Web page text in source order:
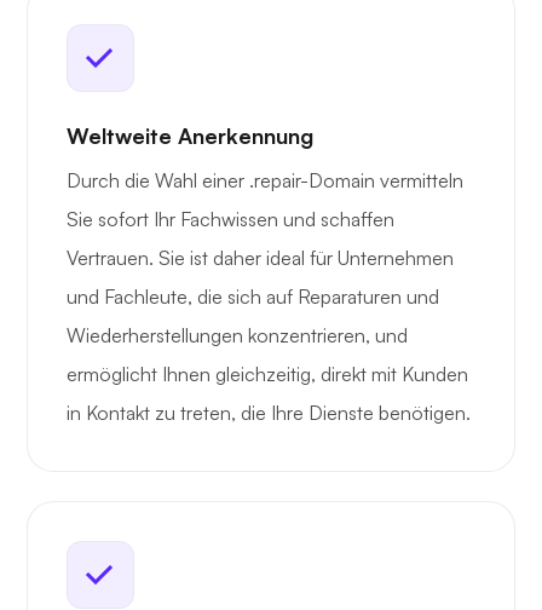
Weltweite Anerkennung
Durch die Wahl einer .repair-Domain vermitteln
Sie sofort Ihr Fachwissen und schaffen
Vertrauen. Sie ist daher ideal für Unternehmen
und Fachleute, die sich auf Reparaturen und
Wiederherstellungen konzentrieren, und
ermöglicht Ihnen gleichzeitig, direkt mit Kunden
in Kontakt zu treten, die Ihre Dienste benötigen.